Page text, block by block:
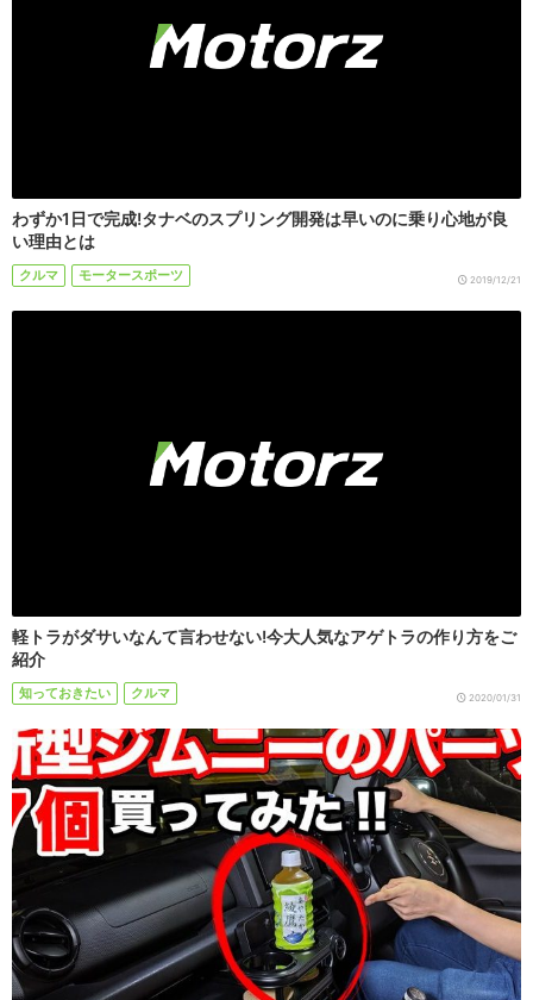
わずか1日で完成!タナベのスプリング開発は早いのに乗り心地が良
い理由とは
クルマ モータースポーツ 2019/12/21
軽トラがダサいなんて言わせない!今大人気なアゲトラの作り方をご
紹介
知っておきたい クルマ 2020/01/31